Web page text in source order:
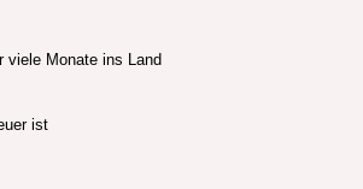
viele Monate ins Land
ist